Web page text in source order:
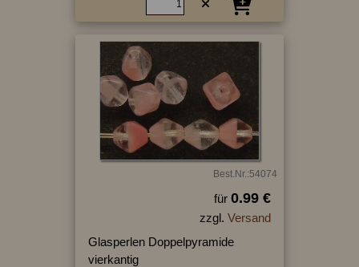
Best.Nr.:54074
für 0.99 €
zzgl. Versand
Glasperlen Doppelpyramide
vierkantig